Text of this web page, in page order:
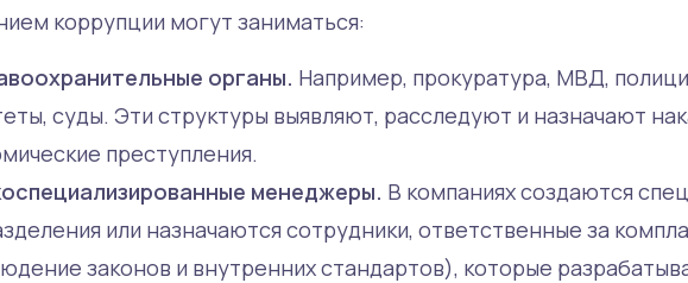
коррупции могут заниматься:
органы. Например, прокуратура, МВД,
суды. Эти структуры выявляют, расследуют и назначают
преступления.
менеджеры. В компаниях создаются
или назначаются сотрудники, ответственные за
законов и внутренних стандартов), которые